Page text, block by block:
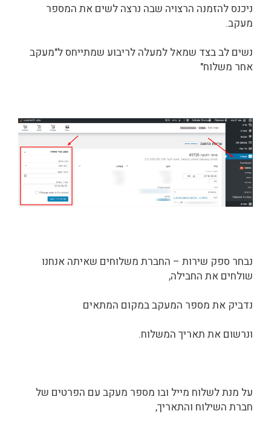
ניכנס להזמנה הרצויה שבה נרצה לשים את המספר
מעקב.
נשים לב בצד שמאל למעלה לריבוע שמתייחס ל"מעקב
אחר משלוח"
נבחר ספק שירות – החברת משלוחים שאיתה אנחנו
שולחים את החבילה,
נדביק את מספר המעקב במקום המתאים
ונרשום את תאריך המשלוח.
על מנת לשלוח מייל ובו מספר מעקב עם הפרטים של
חברת השילוח והתאריך,